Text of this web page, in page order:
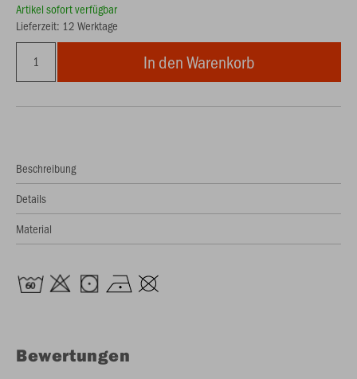
Artikel sofort verfügbar
Lieferzeit: 12 Werktage
In den Warenkorb
Beschreibung
Details
Material
Bewertungen